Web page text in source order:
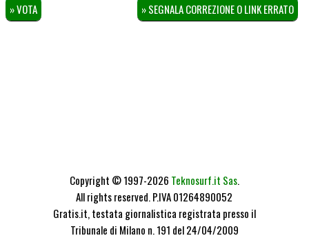
» VOTA » SEGNALA CORREZIONE O LINK ERRATO
Copyright © 1997-2026 Teknosurf.it Sas.
All rights reserved. P.IVA 01264890052
Gratis.it, testata giornalistica registrata presso il
Tribunale di Milano n. 191 del 24/04/2009